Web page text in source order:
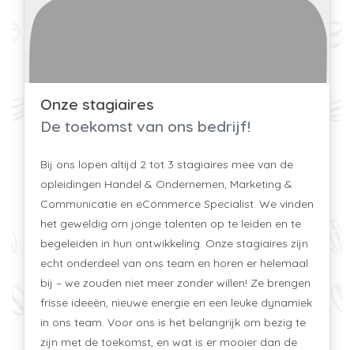
Onze stagiaires
De toekomst van ons bedrijf!
Bij ons lopen altijd 2 tot 3 stagiaires mee van de
opleidingen Handel & Ondernemen, Marketing &
Communicatie en eCommerce Specialist. We vinden
het geweldig om jonge talenten op te leiden en te
begeleiden in hun ontwikkeling. Onze stagiaires zijn
echt onderdeel van ons team en horen er helemaal
bij – we zouden niet meer zonder willen! Ze brengen
frisse ideeën, nieuwe energie en een leuke dynamiek
in ons team. Voor ons is het belangrijk om bezig te
zijn met de toekomst, en wat is er mooier dan de